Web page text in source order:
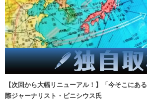
【次回から大幅リニューアル！】「今そこに
際ジャーナリスト・ビニシウス氏